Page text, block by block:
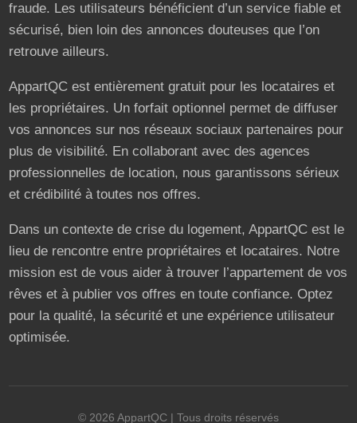
fraude. Les utilisateurs bénéficient d’un service fiable et
sécurisé, bien loin des annonces douteuses que l’on
retrouve ailleurs.
AppartQC est entièrement gratuit pour les locataires et
les propriétaires. Un forfait optionnel permet de diffuser
vos annonces sur nos réseaux sociaux partenaires pour
plus de visibilité. En collaborant avec des agences
professionnelles de location, nous garantissons sérieux
et crédibilité à toutes nos offres.
Dans un contexte de crise du logement, AppartQC est le
lieu de rencontre entre propriétaires et locataires. Notre
mission est de vous aider à trouver l’appartement de vos
rêves et à publier vos offres en toute confiance. Optez
pour la qualité, la sécurité et une expérience utilisateur
optimisée.
© 2026 AppartQC | Tous droits réservés